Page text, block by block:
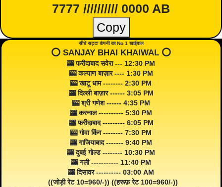
7777 ////////// 0000 AB
Copy
सीधे सट्टा कंपनी का No 1 खाईवाल
⭕️ SANJAY BHAI KHAIWAL ⭕️
🎰 फरीदाबाद सवेरा --- 12:30 PM
🎰 कल्याण बाज़ार ---- 1:30 PM
🎰 खाटू धाम -------- 2:30 PM
🎰 दिल्ली बाज़ार ------ 3:05 PM
🎰 श्री गणेश ------ 4:35 PM
🎰 करनाल ---------- 5:30 PM
🎰 फरीदाबाद --------- 6:05 PM
🎰 गोवा किंग -------- 7:30 PM
🎰 गाजियाबाद ------- 9:40 PM
🎰 दुबई गोल्ड -------- 10:30 PM
🎰 गली ----------- 11:40 PM
🎰 दिसावर ---------- 03:00 AM
((जोड़ी रेट 10=960/-)) ((हरूफ़ रेट 100=960/-))